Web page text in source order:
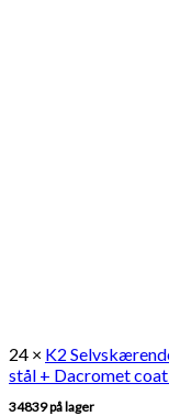
24 × K2
stål + Dacromet
34839 på lager